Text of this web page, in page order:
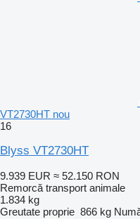
VT2730HT nou
16
Blyss VT2730HT
9.939 EUR ≈ 52.150 RON
Remorcă transport animale
1.834 kg
Greutate proprie 866 kg